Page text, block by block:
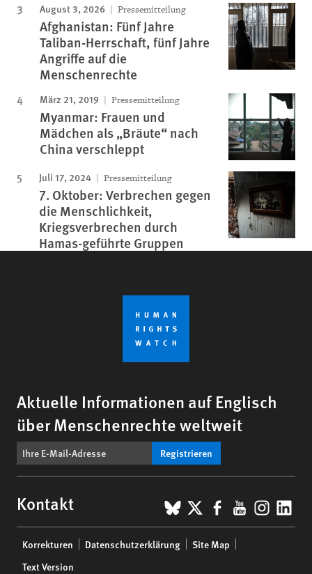
August 3, 2026 Pressemitteilung
Afghanistan: Fünf Jahre
Taliban-Herrschaft, fünf Jahre
Angriffe auf die
Menschenrechte
März 21, 2019 Pressemitteilung
Myanmar: Frauen und
Mädchen als „Bräute“ nach
China verschleppt
Juli 17, 2024 Pressemitteilung
7. Oktober: Verbrechen gegen
die Menschlichkeit,
Kriegsverbrechen durch
Hamas-geführte Gruppen
Aktuelle Informationen auf Englisch
über Menschenrechte weltweit
Registrieren
Kontakt BlueSky
X Facebook
YouTube
menu
Korrekturen Datenschutzerklärung
Site Map
Text Version